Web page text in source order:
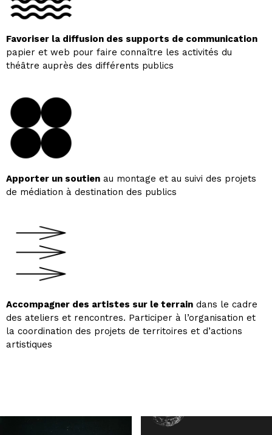
Favoriser la diffusion des supports de communication
papier et web pour faire connaître les activités du
théâtre auprès des différents publics
Apporter un soutien au montage et au suivi des projets
de médiation à destination des publics
Accompagner des artistes sur le terrain dans le cadre
des ateliers et rencontres. Participer à l’organisation et
la coordination des projets de territoires et d’actions
artistiques